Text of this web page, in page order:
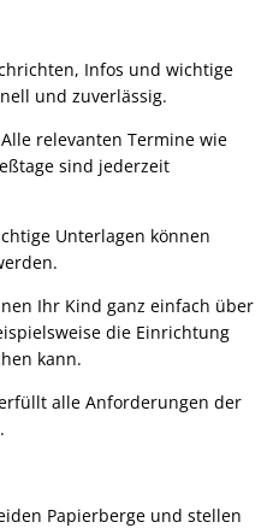
Infos und wichtige
und zuverlässig.
Alle relevanten Termine wie
sind jederzeit
Unterlagen können
Ihr Kind ganz einfach über
die Einrichtung
kann.
alle Anforderungen der
Papierberge und stellen